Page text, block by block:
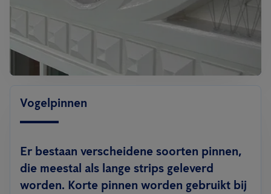
Vogelpinnen
Er bestaan verscheidene soorten pinnen,
die meestal als lange strips geleverd
worden. Korte pinnen worden gebruikt bij